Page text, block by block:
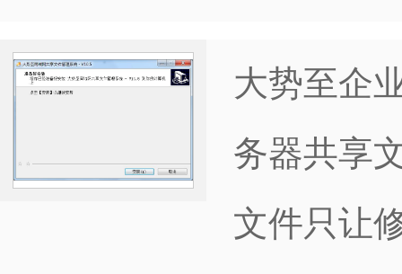
大势至企
务器共享
文件只让